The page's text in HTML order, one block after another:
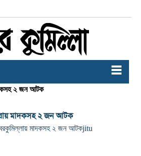
২ জন আটক
মাদকসহ ২ জন আটক
কুমিল্লায় মাদকসহ ২ জন আটকjitu